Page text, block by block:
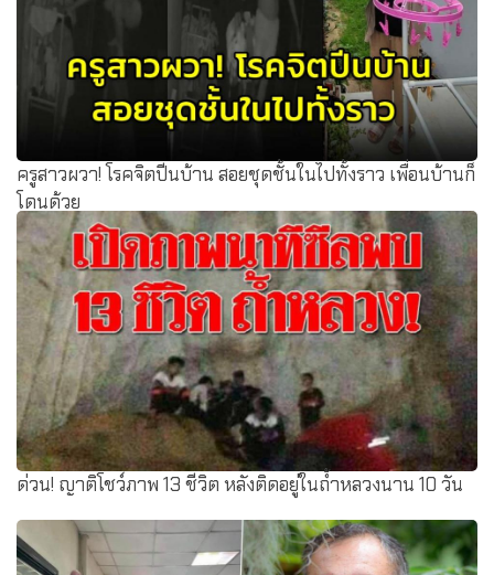
ครูสาวผวา! โรคจิตปีนบ้าน สอยชุดชั้นในไปทั้งราว เพื่อนบ้านก็
โดนด้วย
ด่วน! ญาติโชว์ภาพ 13 ชีวิต หลังติดอยู่ในถ้ำหลวงนาน 10 วัน